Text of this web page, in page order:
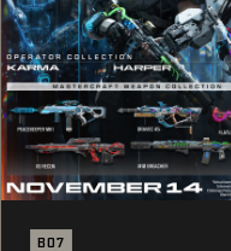
BO7